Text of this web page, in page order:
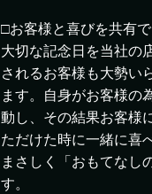
□お客様と喜びを共有
大切な記念日を当社の
されるお客様も大勢い
ます。自身がお客様の
動し、その結果お客様
ただけた時に一緒に喜
まさしく「おもてなし
す。